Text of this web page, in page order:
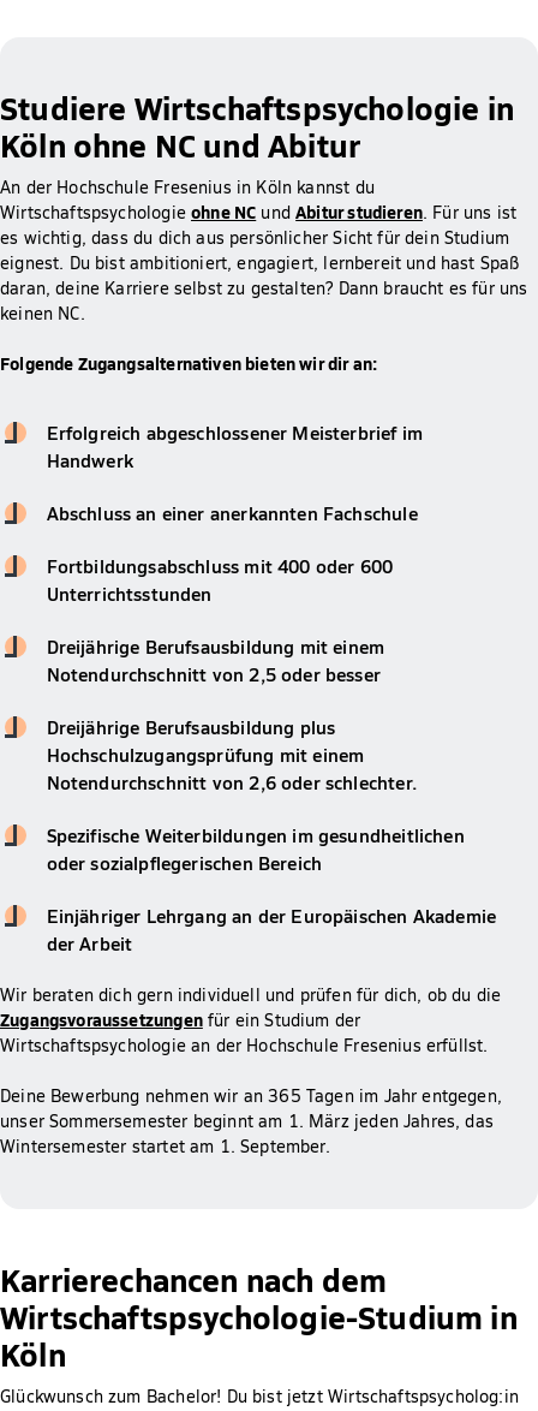
Studiere Wirtschaftspsychologie in
Köln ohne NC und Abitur
An der Hochschule Fresenius in Köln kannst du
Wirtschaftspsychologieohne NC undAbitur studieren. Für uns ist
es wichtig, dass du dich aus persönlicher Sicht für dein Studium
eignest. Du bist ambitioniert, engagiert, lernbereit und hast Spaß
daran, deine Karriere selbst zu gestalten? Dann braucht es für uns
keinen NC.
Folgende Zugangsalternativen bieten wir dir an:
Erfolgreich abgeschlossener Meisterbrief im
Handwerk
Abschluss an einer anerkannten Fachschule
Fortbildungsabschluss mit 400 oder 600
Unterrichtsstunden
Dreijährige Berufsausbildung mit einem
Notendurchschnitt von 2,5 oder besser
Dreijährige Berufsausbildung plus
Hochschulzugangsprüfung mit einem
Notendurchschnitt von 2,6 oder schlechter.
Spezifische Weiterbildungen im gesundheitlichen
oder sozialpflegerischen Bereich
Einjähriger Lehrgang an der Europäischen Akademie
der Arbeit
Wir beraten dich gern individuell und prüfen für dich, ob du die
Zugangsvoraussetzungenfür ein Studium der
Wirtschaftspsychologie an der Hochschule Fresenius erfüllst.
Deine Bewerbung nehmen wir an 365 Tagen im Jahr entgegen,
unser Sommersemester beginnt am 1. März jeden Jahres, das
Wintersemester startet am 1. September.
Karrierechancen nach dem
Wirtschaftspsychologie-Studium in
Köln
Glückwunsch zum Bachelor! Du bist jetzt Wirtschaftspsycholog:in